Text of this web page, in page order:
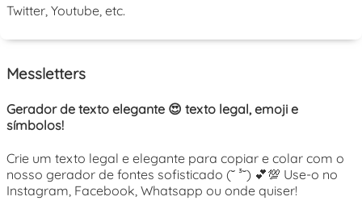
Twitter, Youtube, etc.
Messletters
Gerador de texto elegante 😍 texto legal, emoji e
símbolos!
Crie um texto legal e elegante para copiar e colar com o
nosso gerador de fontes sofisticado (˘ ³˘) 💕💯 Use-o no
Instagram, Facebook, Whatsapp ou onde quiser!